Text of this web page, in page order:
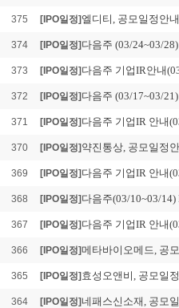
375 [IPO일정]엘디티, 공모일정안내
374 [IPO일정] 다음주 (03/24~03/28)
373 [IPO일정] 다음주 기업IR안내
372 [IPO일정] 다음주 (03/17~03/21)
371 [IPO일정] 다음주 기업IR 안내
370 [IPO일정] 약진통상, 공모일정
369 [IPO일정] 다음주 기업IR 안내
368 [IPO일정] 다음주(03/10~03/14)
367 [IPO일정] 다음주 기업IR 안내
366 [IPO일정]메타바이오메드, 공
365 [IPO일정] 효성오앤비, 공모일
364 [IPO일정]네패스신소재, 공모